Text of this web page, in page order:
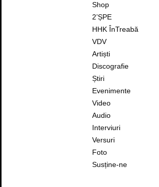
Shop
2’ȘPE
HHK ÎnTreabă
VDV
Artiști
Discografie
Știri
Evenimente
Video
Audio
Interviuri
Versuri
Foto
Susține-ne